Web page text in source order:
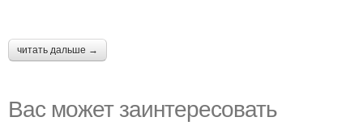
читать дальше →
Вас может заинтересовать